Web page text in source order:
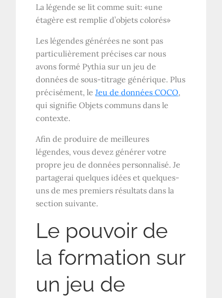
La légende se lit comme suit: «une
étagère est remplie d’objets colorés»
Les légendes générées ne sont pas
particulièrement précises car nous
avons formé Pythia sur un jeu de
données de sous-titrage générique. Plus
précisément, leJeu de données COCO,
qui signifie Objets communs dans le
contexte.
Afin de produire de meilleures
légendes, vous devez générer votre
propre jeu de données personnalisé. Je
partagerai quelques idées et quelques-
uns de mes premiers résultats dans la
section suivante.
Le pouvoir de
la formation sur
un jeu de